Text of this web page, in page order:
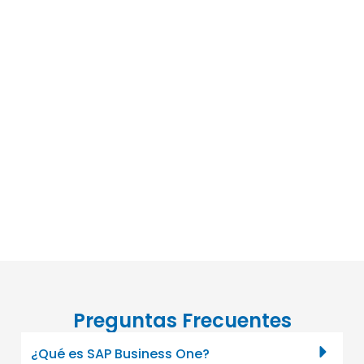
Preguntas Frecuentes
¿Qué es SAP Business One?